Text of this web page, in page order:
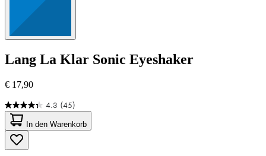
Lang La Klar Sonic Eyeshaker
€ 17,90
4.3 (45)
4.3
von
5
Sternen.
45
In den Warenkorb